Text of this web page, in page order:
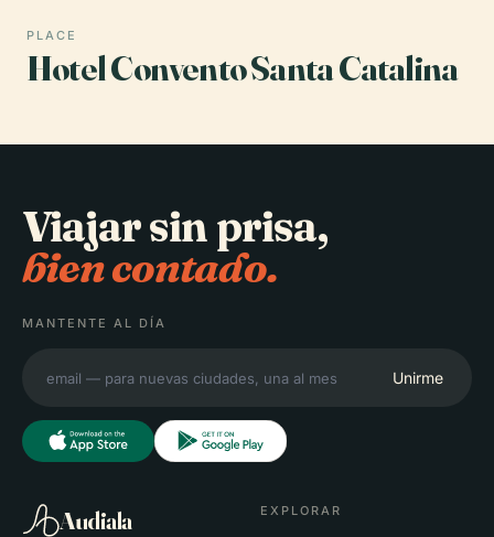
PLACE
Hotel Convento Santa Catalina
Viajar sin prisa,
bien contado.
MANTENTE AL DÍA
Unirme
Audiala EXPLORAR